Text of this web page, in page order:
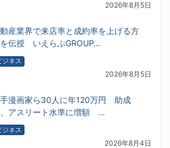
2026年8月5日
産業界で来店率と成約率を上げる方
伝授 いえらぶGROUP…
ジネス
2026年8月5日
漫画家ら30人に年120万円 助成
アスリート水準に増額 …
ジネス
2026年8月4日